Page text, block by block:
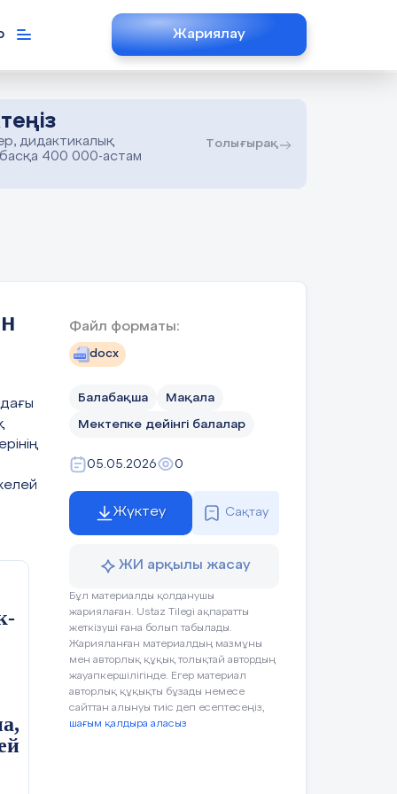
Жариялау
дидактикалық
400 000-астам
Толығырақ
Файл форматы:
docx
Балабақша Мақала
Мектепке дейінгі балалар
05.05.2026 0
Жүктеу Сақтау
ЖИ арқылы жасау
Бұл материалды қолданушы
жариялаған. Ustaz Tilegi ақпаратты
жеткізуші ғана болып табылады.
Жарияланған материалдың мазмұны
мен авторлық құқық толықтай автордың
жауапкершілігінде. Егер материал
авторлық құқықты бұзады немесе
сайттан алынуы тиіс деп есептесеңіз,
шағым қалдыра аласыз